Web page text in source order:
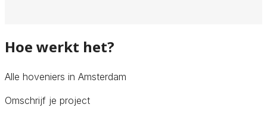
Hoe werkt het?
Alle hoveniers in Amsterdam
Omschrijf je project